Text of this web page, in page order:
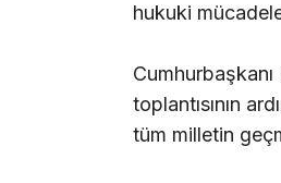
hukuki
toplantısının
tüm milletin